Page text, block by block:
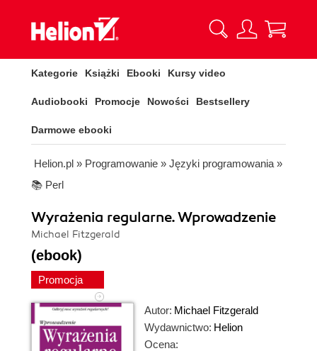
Kategorie Książki Ebooki Kursy video
Audiobooki Promocje Nowości Bestsellery
Darmowe ebooki
Helion.pl » Programowanie » Języki programowania »
📚 Perl
Wyrażenia regularne. Wprowadzenie
Michael Fitzgerald
(ebook)
Promocja
Autor: Michael Fitzgerald
Wydawnictwo: Helion
Ocena: